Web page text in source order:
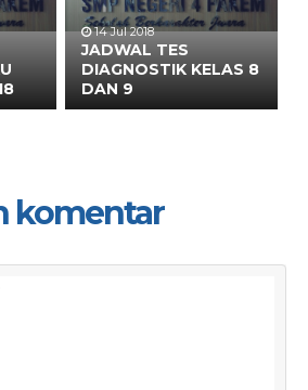
14 Jul 2018
JADWAL TES
DIAGNOSTIK KELAS 8
DAN 9
komentar